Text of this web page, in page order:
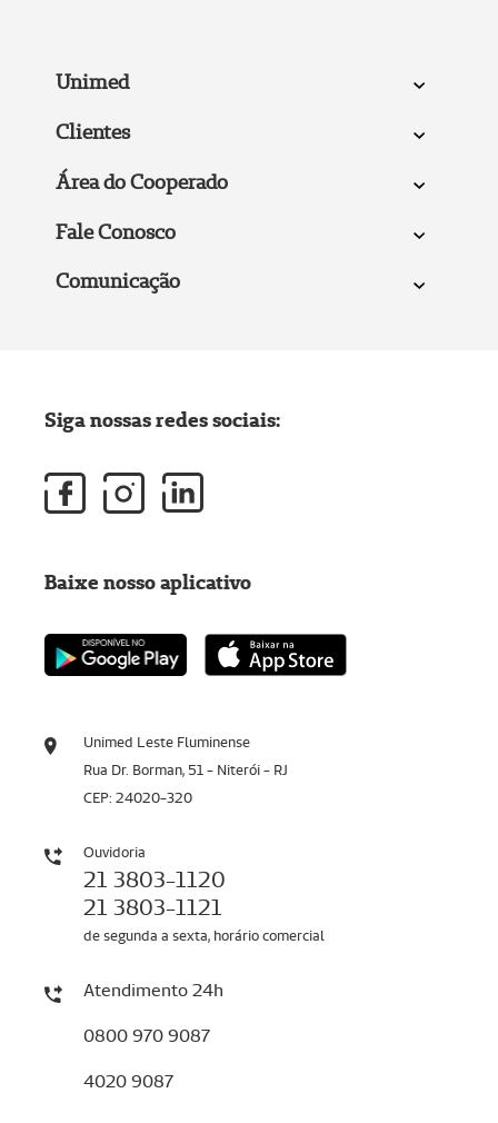
Unimed
Clientes
Área do Cooperado
Fale Conosco
Comunicação
Unimed Leste Fluminense
Rua Dr. Borman, 51 - Niterói - RJ
CEP: 24020-320
Ouvidoria
21 3803-1120
21 3803-1121
de segunda a sexta, horário comercial
Atendimento 24h
0800 970 9087
4020 9087
Siga nossas redes sociais:
Baixe nosso aplicativo